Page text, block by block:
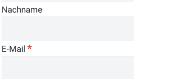
Nachname
E-Mail*